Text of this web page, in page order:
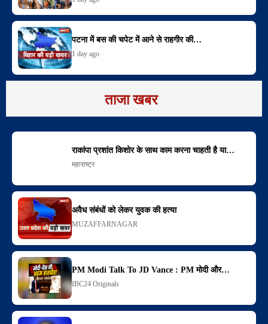
पटना में बस की चपेट में आने से राहगीर की…
1 day ago
ताजा खबर
राकांपा प्रशांत किशोर के साथ काम करना चाहती है या…
महाराष्ट्र
अवैध संबंधों को लेकर युवक की हत्या
MUZAFFARNAGAR
PM Modi Talk To JD Vance : PM मोदी और…
IBC24 Originals